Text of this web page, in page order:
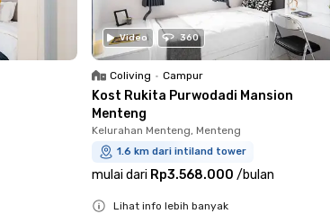
Video 360
Coliving • Campur
Kost Rukita Purwodadi Mansion
Menteng
Kelurahan Menteng, Menteng
1.6 km dari intiland tower
mulai dari Rp3.568.000 /bulan
Lihat info lebih banyak